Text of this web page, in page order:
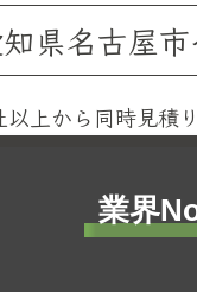
県名古屋
上から同時見積
業界